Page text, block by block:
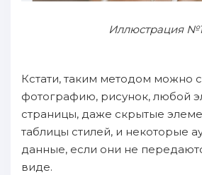
Иллюстрация
Кстати, таким методом можно
фотографию, рисунок, любой
страницы, даже скрытые
таблицы стилей, и некоторые
данные, если они не
виде.